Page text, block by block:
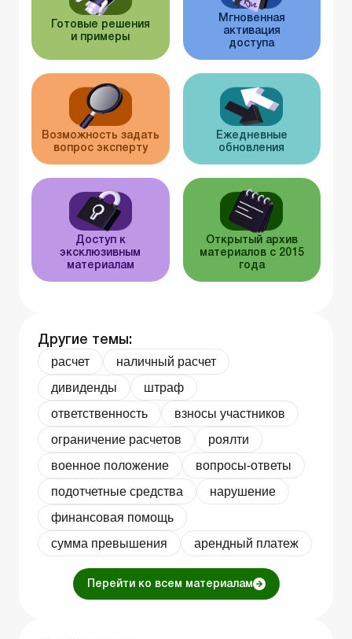
Готовые решения
и примеры
Мгновенная
активация
доступа
Возможность задать
вопрос эксперту
Ежедневные
обновления
Доступ к
эксклюзивным
материалам
Открытый архив
материалов с 2015
года
Другие темы:
расчет
наличный расчет
дивиденды
штраф
ответственность
взносы участников
ограничение расчетов
роялти
военное положение
вопросы-ответы
подотчетные средства
нарушение
финансовая помощь
сумма превышения
арендный платеж
Перейти ко всем материалам